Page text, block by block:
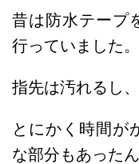
昔は防水テープ
行っていました。
指先は汚れるし
とにかく時間が
な部分もあったん